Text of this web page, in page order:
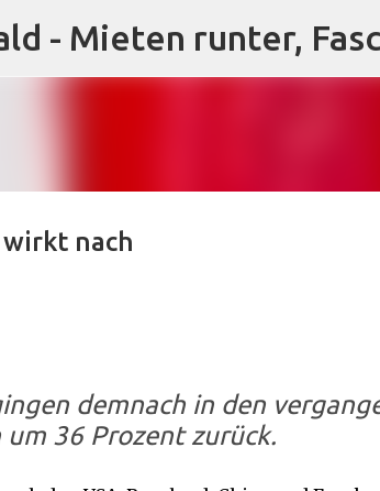
Direkt zum Hauptbereich
- Mieten runter,
nach
demnach in den
um 36 Prozent zurück.